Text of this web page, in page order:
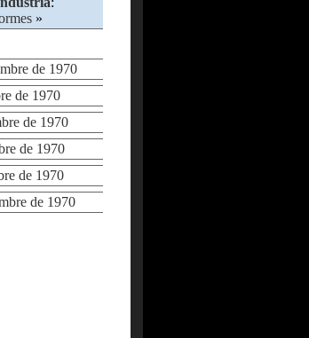
»
de 1970
de 1970
de 1970
de 1970
de 1970
de 1970